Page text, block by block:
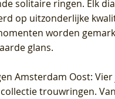
solitaire ringen. Elk
op uitzonderlijke
worden
glans.
Amsterdam Oost:
trouwringen.